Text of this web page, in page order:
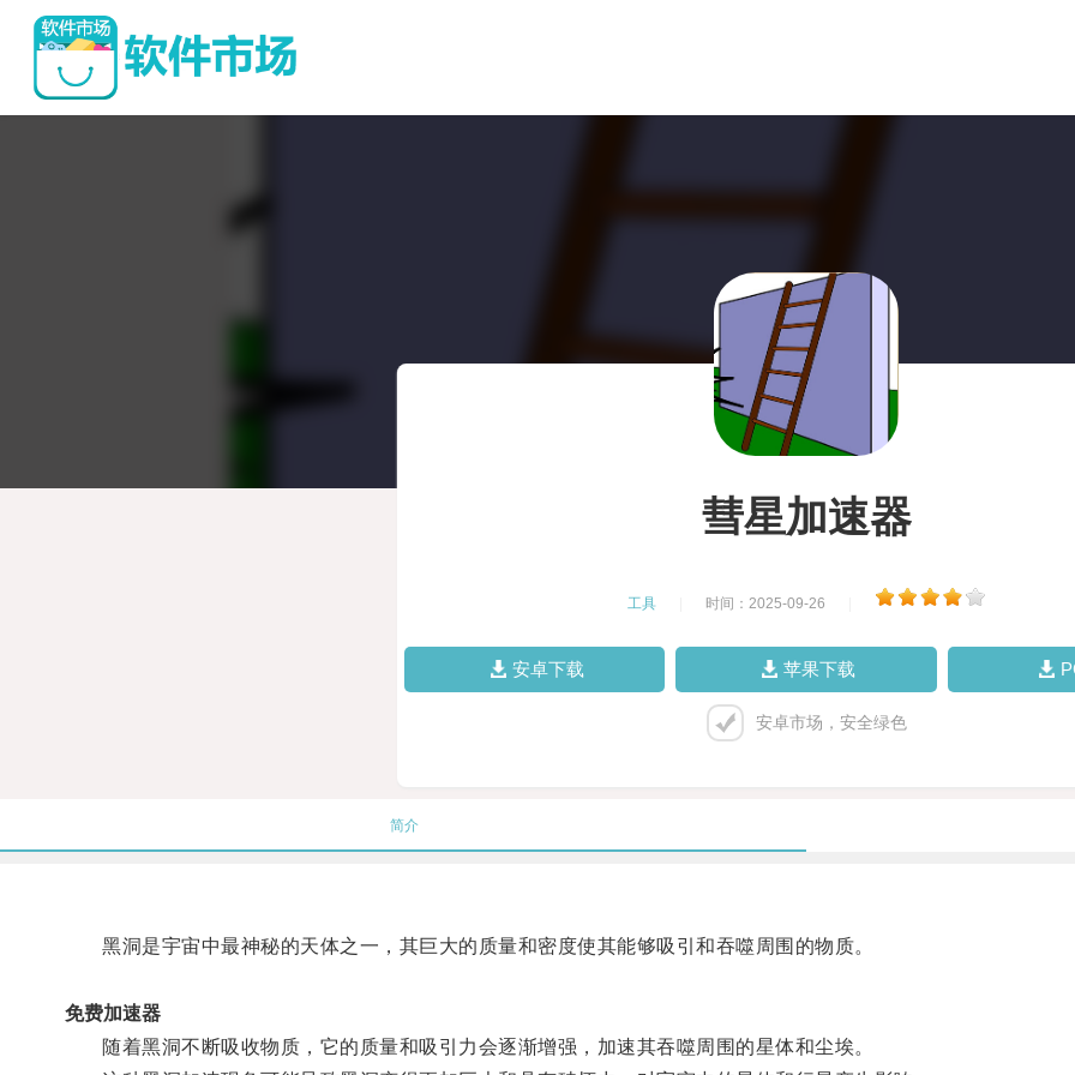
彗星加速器
工具 时间：2025-09-26
安卓下载 苹果下载
安卓市场，安全绿色
简介
黑洞是宇宙中最神秘的天体之一，其巨大的质量和密度使其能够吸引和吞噬周围的物质。
免费加速器
随着黑洞不断吸收物质，它的质量和吸引力会逐渐增强，加速其吞噬周围的星体和尘埃。